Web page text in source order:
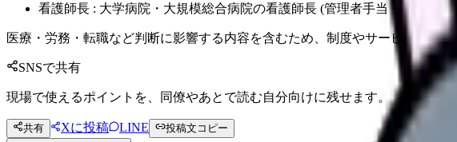
看護師長 : 大学病院・大規模総合病院の看護師長 (管理者手当 + 役職給)
医療・労務・転職など判断に影響する内容を含むため、制度やサービスの最
SNSで共有
現場で使えるポイントを、同僚やあとで読む自分向けに残せます。
共有 Xに投稿 LINE
投稿文コピー